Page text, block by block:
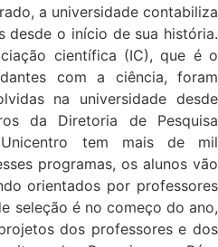
a universidade contabiliza
desde o início de sua história.
científica (IC), que é o
com a ciência, foram
na universidade desde
da Diretoria de Pesquisa
tem mais de mil
programas, os alunos vão
orientados por professores
seleção é no começo do ano,
dos professores e dos